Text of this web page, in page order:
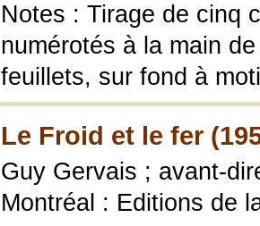
Notes : Tirage de cinq
numérotés à la main
feuillets, sur fond à
Le Froid et le fer
Guy Gervais ; avant-
Montréal : Editions de